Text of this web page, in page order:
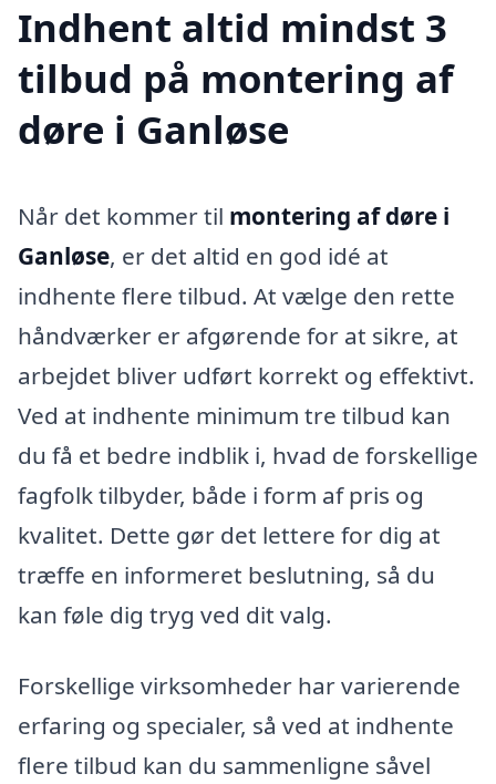
Indhent altid mindst 3
tilbud på montering af
døre i Ganløse
Når det kommer til montering af døre i
Ganløse, er det altid en god idé at
indhente flere tilbud. At vælge den rette
håndværker er afgørende for at sikre, at
arbejdet bliver udført korrekt og effektivt.
Ved at indhente minimum tre tilbud kan
du få et bedre indblik i, hvad de forskellige
fagfolk tilbyder, både i form af pris og
kvalitet. Dette gør det lettere for dig at
træffe en informeret beslutning, så du
kan føle dig tryg ved dit valg.
Forskellige virksomheder har varierende
erfaring og specialer, så ved at indhente
flere tilbud kan du sammenligne såvel